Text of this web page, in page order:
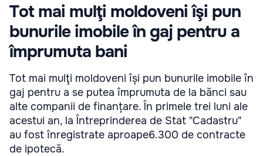
Tot mai mulţi moldoveni îşi pun
bunurile imobile în gaj pentru a
împrumuta bani
Tot mai mulţi moldoveni își pun bunurile imobile în
gaj pentru a se putea împrumuta de la bănci sau
alte companii de finanțare. În primele trei luni ale
acestui an, la Întreprinderea de Stat "Cadastru"
au fost înregistrate aproape6.300 de contracte
de ipotecă.